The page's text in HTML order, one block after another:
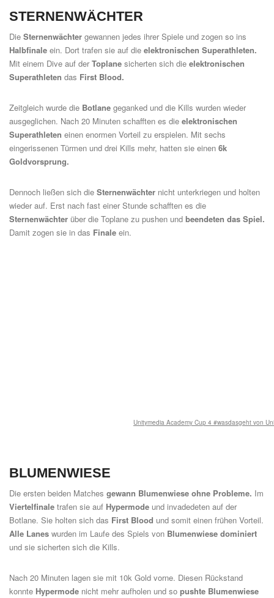
STERNENWÄCHTER
Die Sternenwächter gewannen jedes ihrer Spiele und zogen so ins
Halbfinale ein. Dort trafen sie auf die elektronischen Superathleten.
Mit einem Dive auf der Toplane sicherten sich die elektronischen
Superathleten das First Blood.
Zeitgleich wurde die Botlane geganked und die Kills wurden wieder
ausgeglichen. Nach 20 Minuten schafften es die elektronischen
Superathleten einen enormen Vorteil zu erspielen. Mit sechs
eingerissenen Türmen und drei Kills mehr, hatten sie einen 6k
Goldvorsprung.
Dennoch ließen sich die Sternenwächter nicht unterkriegen und holten
wieder auf. Erst nach fast einer Stunde schafften es die
Sternenwächter über die Toplane zu pushen und beendeten das Spiel.
Damit zogen sie in das Finale ein.
Unitymedia Academy Cup 4 #wasdasgeht von
BLUMENWIESE
Die ersten beiden Matches gewann Blumenwiese ohne Probleme. Im
Viertelfinale trafen sie auf Hypermode und invadedeten auf der
Botlane. Sie holten sich das First Blood und somit einen frühen Vorteil.
Alle Lanes wurden im Laufe des Spiels von Blumenwiese dominiert
und sie sicherten sich die Kills.
Nach 20 Minuten lagen sie mit 10k Gold vorne. Diesen Rückstand
konnte Hypermode nicht mehr aufholen und so pushte Blumenwiese